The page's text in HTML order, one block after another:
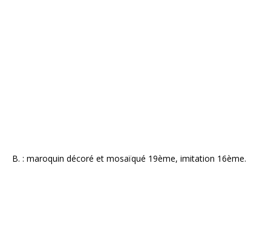
B. : maroquin décoré et mosaïqué 19ème, imitation 16ème.